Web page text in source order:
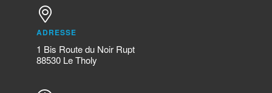
ADRESSE
1 Bis Route du Noir Rupt
88530 Le Tholy